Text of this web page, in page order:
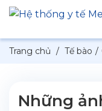
Trang chủ / Tế bào /
Những